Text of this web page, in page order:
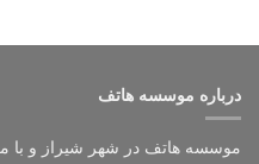
درباره موسسه هاتف
موسسه هاتف در شهر شیراز و با